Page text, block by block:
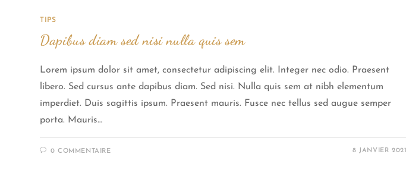
TIPS
Dapibus diam sed nisi nulla quis sem
Lorem ipsum dolor sit amet, consectetur adipiscing elit. Integer nec odio. Praesent
libero. Sed cursus ante dapibus diam. Sed nisi. Nulla quis sem at nibh elementum
imperdiet. Duis sagittis ipsum. Praesent mauris. Fusce nec tellus sed augue semper
porta. Mauris…
0 COMMENTAIRE 8 JANVIER 2021